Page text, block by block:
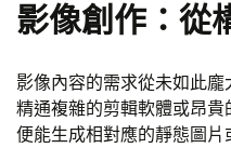
影像創作：從
影像內容的需求從未如此
精通複雜的剪輯軟體或昂
便能生成相對應的靜態圖